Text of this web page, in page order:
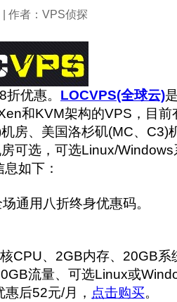
作者：VPS侦探
优惠。 LOCVPS(全球云)
和KVM架构的VPS，目前
房、美国洛杉矶(MC、C3)
可选，可选Linux/
如下：
通用八折终身优惠码。
CPU、2GB内存、20GB系
流量、可选Linux或
惠后52元/月， 点击购买。